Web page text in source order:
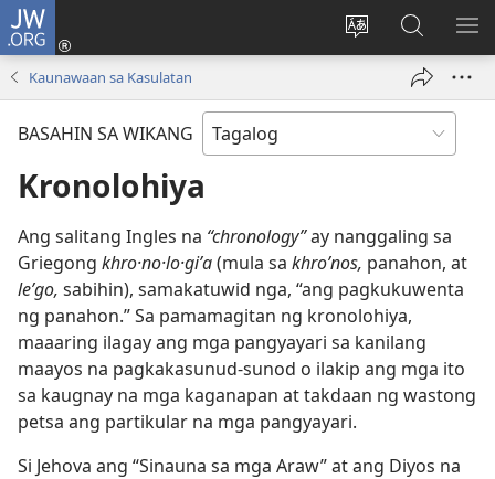
JW.ORG
Baguhin
ng
Mag-
log
bubukas
sa
JW.ORG
Kaunawaan sa Kasulatan
BASAHIN SA WIKANG
Kronolohiya
Ang salitang Ingles na “chronology”ay nanggaling sa
Griegong khro·no·lo·giʹa(mula sa khroʹnos, panahon, at
leʹgo, sabihin), samakatuwid nga, “ang pagkukuwenta
ng panahon.” Sa pamamagitan ng kronolohiya,
maaaring ilagay ang mga pangyayari sa kanilang
maayos na pagkakasunud-sunod o ilakip ang mga ito
sa kaugnay na mga kaganapan at takdaan ng wastong
petsa ang partikular na mga pangyayari.
Si Jehova ang “Sinauna sa mga Araw” at ang Diyos na